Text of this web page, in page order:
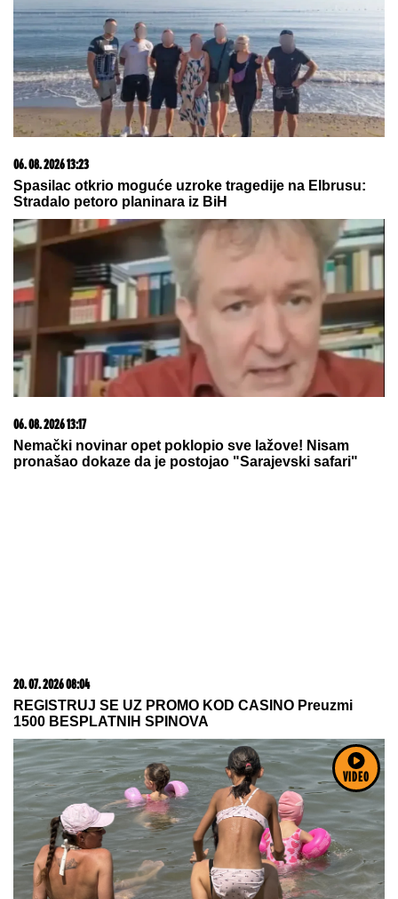
VIDEO
06. 08. 2026 13:23
Spasilac otkrio moguće uzroke tragedije na Elbrusu:
Stradalo petoro planinara iz BiH
06. 08. 2026 13:17
Nemački novinar opet poklopio sve lažove! Nisam
pronašao dokaze da je postojao "Sarajevski safari"
20. 07. 2026 08:04
REGISTRUJ SE UZ PROMO KOD CASINO Preuzmi
1500 BESPLATNIH SPINOVA